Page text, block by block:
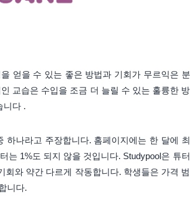
얻을 수 있는 좋은 방법과 기회가 무르익은 분
교습은 수입을 조금 더 늘릴 수 있는 훌륭한 방
니다 .
하나라고 주장합니다. 홈페이지에는 한 달에 최
는 1%도 되지 않을 것입니다. Studypool은 튜터
와 약간 다르게 작동합니다. 학생들은 가격 범
니다.